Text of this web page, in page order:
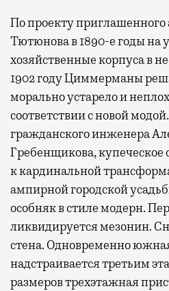
По проекту
Тютюнова в 1890-е годы на
хозяйственные корпуса в
1902 году Циммерманы
морально устарело и
соответствии с новой
гражданского инженера
Гребенщикова, купеческое
к кардинальной
ампирной городской
особняк в стиле модерн.
ликвидируется мезонин.
стена. Одновременно
надстраивается третьим
размеров трехэтажная